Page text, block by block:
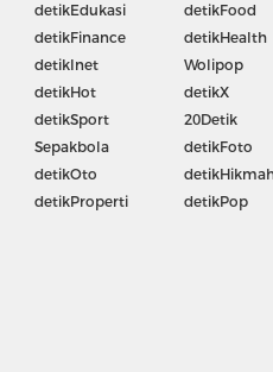
detikEdukasi
detikFinance
detikInet
detikHot
detikSport
Sepakbola
detikOto
detikProperti
detikFood
detikHealth
Wolipop
detikX
20Detik
detikFoto
detikPop